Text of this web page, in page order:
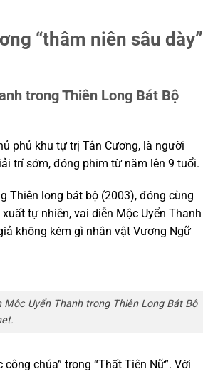
“thâm niên sâu dày”
trong Thiên Long Bát Bộ
phủ khu tự trị Tân Cương, là người
trí sớm, đóng phim từ năm lên 9 tuổi.
Thiên long bát bộ (2003), đóng cùng
tự nhiên, vai diễn Mộc Uyển Thanh
không kém gì nhân vật Vương Ngữ
Uyển Thanh trong Thiên Long Bát Bộ
chúa” trong “Thất Tiên Nữ”. Với